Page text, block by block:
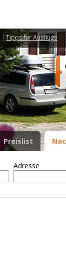
Tipps für Ausflüge
Preislist
Adresse